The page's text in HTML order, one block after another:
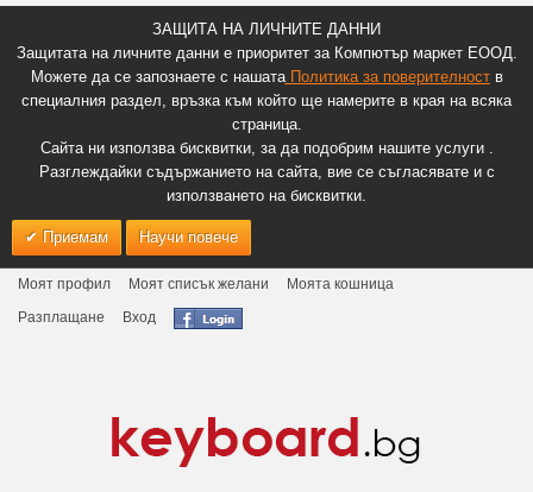
ЗАЩИТА НА ЛИЧНИТЕ ДАННИ
Защитата на личните данни е приоритет за Компютър маркет ЕООД.
Можете да се запознаете с нашатаПолитика за поверителноств
специалния раздел, връзка към който ще намерите в края на всяка
страница.
Сайта ни използва бисквитки, за да подобрим нашите услуги .
Разглеждайки съдържанието на сайта, вие се съгласявате и с
използването на бисквитки.
Приемам Научи повече
Моят профил Моят списък желани
Моята кошница
Разплащане
Вход